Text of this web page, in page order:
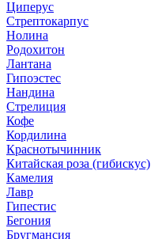
Циперус
Стрептокарпус
Нолина
Родохитон
Лантана
Гипоэстес
Нандина
Стрелиция
Кофе
Кордилина
Краснотычинник
Китайская роза (гибискус)
Камелия
Лавр
Гипестис
Бегония
Бругмансия